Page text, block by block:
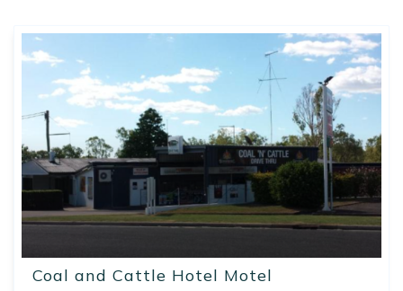
Coal and Cattle Hotel Motel